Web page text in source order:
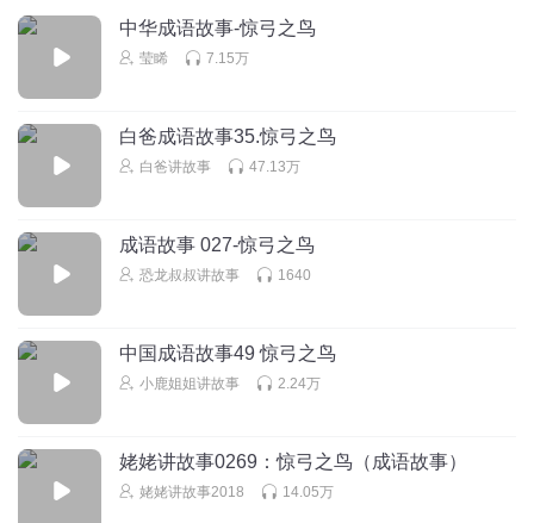
中华成语故事-惊弓之鸟
莹睎 7.15万
白爸成语故事35.惊弓之鸟
白爸讲故事 47.13万
成语故事 027-惊弓之鸟
恐龙叔叔讲故事 1640
中国成语故事49 惊弓之鸟
小鹿姐姐讲故事 2.24万
姥姥讲故事0269：惊弓之鸟（成语故事）
姥姥讲故事2018 14.05万